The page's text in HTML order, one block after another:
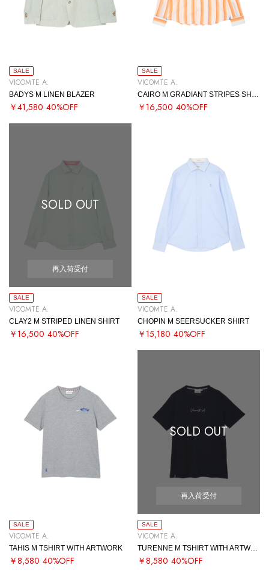
SALE
VICOMTE A.
BADYS M LINEN BLAZER
￥41,580 40%OFF
SALE
VICOMTE A.
￥16,500 40%OFF
SOLD OUT
再入荷受付
SALE
VICOMTE A.
CLAY2 M STRIPED LINEN SHIRT
￥16,500 40%OFF
SALE
VICOMTE A.
CHOPIN M SEERSUCKER SHIRT
￥15,180 40%OFF
SALE
VICOMTE A.
TAHIS M TSHIRT WITH ARTWORK
￥8,580 40%OFF
SOLD OUT
再入荷受付
SALE
VICOMTE A.
TURENNE M TSHIRT WITH ARTWORK
￥8,580 40%OFF